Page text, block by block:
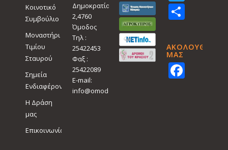
Κοινοτικό
Συμβούλιο
Μοναστήρι
Τιμίου
Σταυρού
Σημεία
Ενδιαφέροντος
Η Δράση
μας
Επικοινωνία
Δημοκρατίας
2,4760
Όμοδος
Τηλ :
25422453
Φαξ :
25422089
E-mail:
info@omodos.org
Share
ΑΚΟΛΟΥΘΗΣΤΕ
ΜΑΣ